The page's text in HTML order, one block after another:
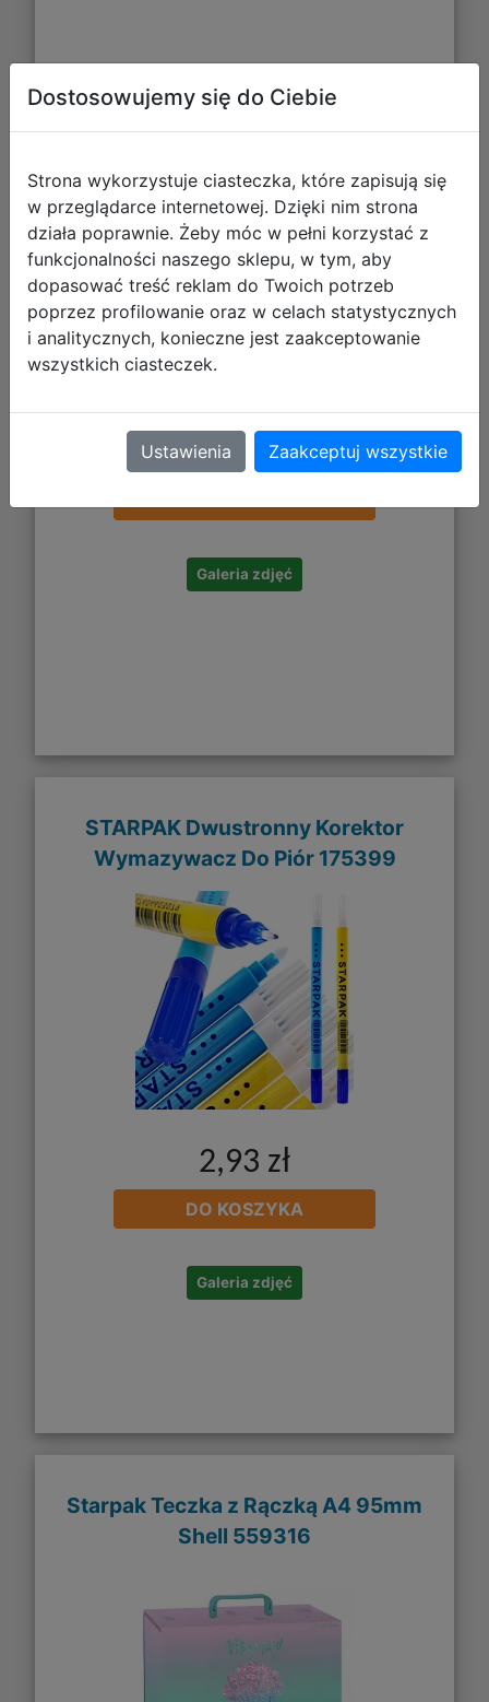
14,99 zł
Galeria zdjęć
STARPAK Dwustronny Korektor
Wymazywacz Do Piór 175399
2,93 zł
DO KOSZYKA
Galeria zdjęć
Starpak Teczka z Rączką A4 95mm
Shell 559316
Dostosowujemy się do Ciebie
Strona wykorzystuje ciasteczka, które zapisują się
w przeglądarce internetowej. Dzięki nim strona
działa poprawnie. Żeby móc w pełni korzystać z
funkcjonalności naszego sklepu, w tym, aby
dopasować treść reklam do Twoich potrzeb
poprzez profilowanie oraz w celach statystycznych
i analitycznych, konieczne jest zaakceptowanie
wszystkich ciasteczek.
Ustawienia Zaakceptuj wszystkie